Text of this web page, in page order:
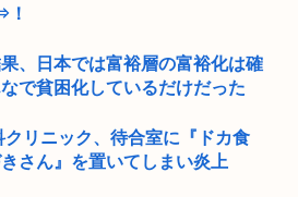
！
、日本では富裕層の富裕化は確
で貧困化しているだけだった
クリニック、待合室に『ドカ食
さん』を置いてしまい炎上